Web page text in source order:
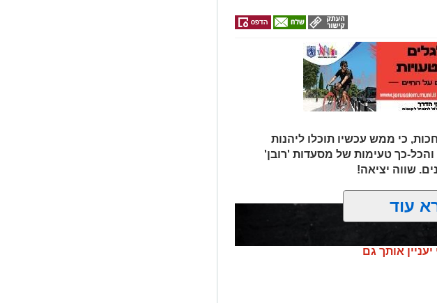
כי ממש עכשיו תוכלו ליהנות
כך טעימות של מסעדות 'רובן'
שווה יציאה!
עוד
יעניין אותך גם